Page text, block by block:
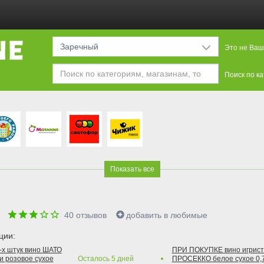
Заречный Это не Ваш
Поиск по
Показать все
40отзывов добавить в любимые
х штук вино ШАТО
сухое
Осталось 5 дней
ПРИ ПОКУПКЕ вино
ПРОСЕККО белое сухое